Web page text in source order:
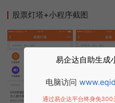
股票灯塔+小程序截图
易企达自助生成
电脑访问
通过易企达平台终身免300